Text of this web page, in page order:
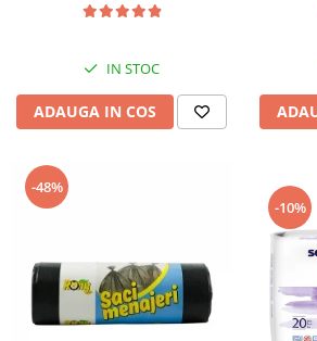
IN STOC
ADAUGA IN COS
-48%
-10%